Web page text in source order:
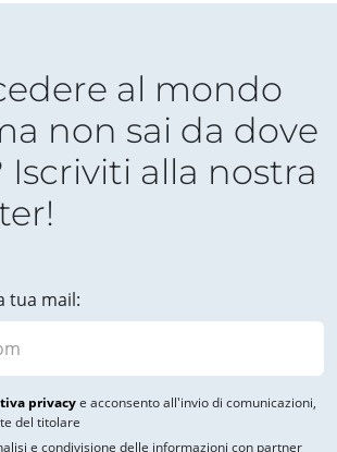
al mondo
non sai da dove
Iscriviti alla nostra
tua mail:
privacye acconsento all'invio di comunicazioni,
del titolare
e condivisione delle informazioni con partner